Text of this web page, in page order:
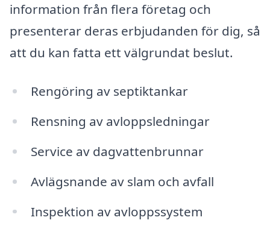
information från flera företag och
presenterar deras erbjudanden för dig, så
att du kan fatta ett välgrundat beslut.
Rengöring av septiktankar
Rensning av avloppsledningar
Service av dagvattenbrunnar
Avlägsnande av slam och avfall
Inspektion av avloppssystem